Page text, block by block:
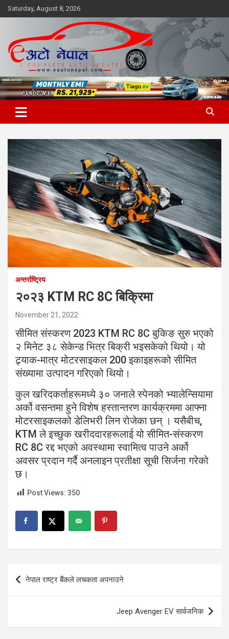
Skip
to
Saturday, August 8, 2026
अन्तर्राष्ट्रिय
२०२३ KTM RC 8C बिक्रिमा
November 21, 2022
सीमित संस्करण 2023 KTM RC 8C बुकिङ सुरु भएको
२ मिनेट ३८ सेकेन्ड भित्र बिक्री भइसकेको थियो। यो
ट्र्याक-मात्र मोटरसाइकल 200 इकाइहरूको सीमित
संख्यामा उत्पादन गरिएको थियो।
कुल खरिदकर्ताहरूमध्ये ३० जनाले स्पेनको भ्यालेन्सियामा
अर्को वसन्तमा हुने विशेष हस्तान्तरण कार्यक्रममा आफ्ना
मोटरसाइकलको डेलिभरी लिन रोजेका छन् । यसैबीच,
KTM ले इच्छुक खरीददारहरूलाई यो सीमित-संस्करण
RC 8C रद्द भएको अवस्थामा स्वामित्व पाउने अर्को
अवसर प्रदान गर्दै अनलाइन प्रतीक्षा सूची सिर्जना गरेको
छ।
Post Views: 350
Post
navigation
नेपाल राष्ट्र बैंकले लचकता अपनाउने
Jeep Avenger EV सार्वजनिक